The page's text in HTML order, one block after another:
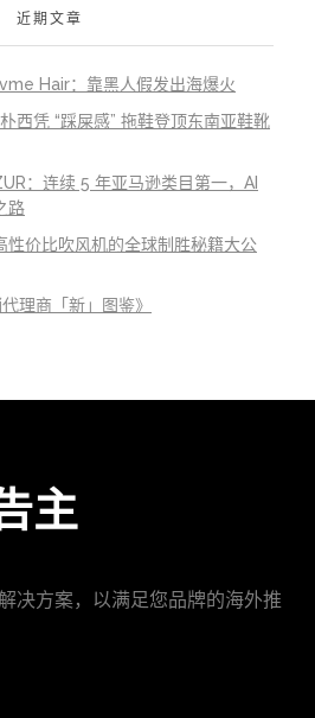
近期文章
Hair：靠黑人假发出海爆火
西凭 “踩屎感” 拖鞋登顶东南亚鞋靴
：连续 5 年亚马逊类目第一，AI
路
性价比吹风机的全球制胜秘籍大公
理商「新」图鉴》
主
决方案，以满足您品牌的海外推